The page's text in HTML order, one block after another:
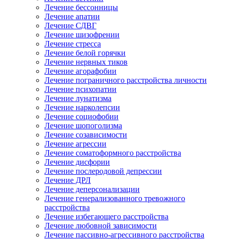
Лечение бессонницы
Лечение апатии
Лечение СДВГ
Лечение шизофрении
Лечение стресса
Лечение белой горячки
Лечение нервных тиков
Лечение агорафобии
Лечение пограничного расстройства личности
Лечение психопатии
Лечение лунатизма
Лечение нарколепсии
Лечение социофобии
Лечение шопоголизма
Лечение созависимости
Лечение агрессии
Лечение соматоформного расстройства
Лечение дисфории
Лечение послеродовой депрессии
Лечение ДРЛ
Лечение деперсонализации
Лечение генерализованного тревожного
расстройства
Лечение избегающего расстройства
Лечение любовной зависимости
Лечение пассивно-агрессивного расстройства